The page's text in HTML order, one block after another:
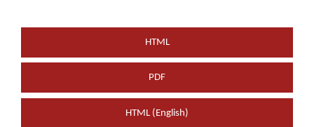
HTML
PDF
HTML (English)